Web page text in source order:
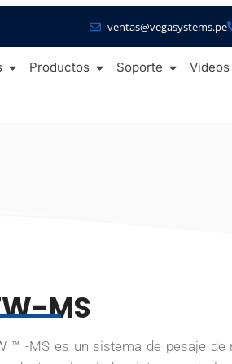
ventas@vegasystems.pe
Productos Soporte Videos
MS
™ -MS es un sistema de pesaje